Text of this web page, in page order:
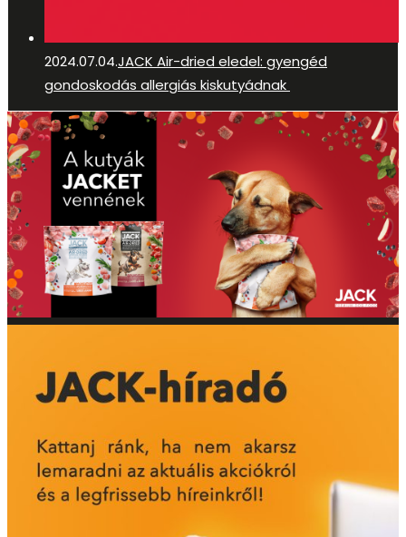
2024.07.04.JACK Air-dried eledel: gyengéd
gondoskodás allergiás kiskutyádnak